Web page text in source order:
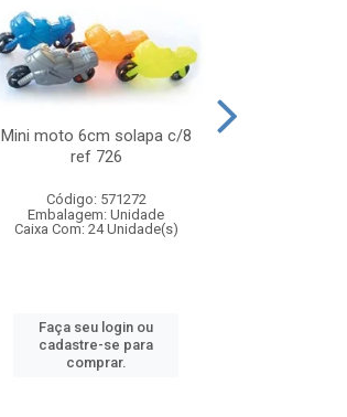
Mini moto 6cm solapa c/8
ref 726
Código: 571272
Embalagem: Unidade
Caixa Com: 24 Unidade(s)
Faça seu login ou
cadastre-se para
comprar.